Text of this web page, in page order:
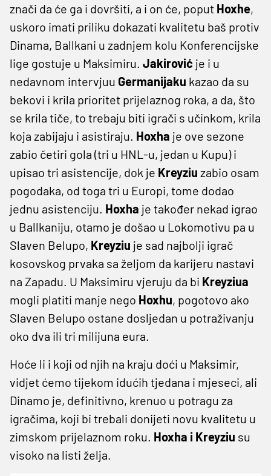
znači da će ga i dovršiti, a i on će, poput Hoxhe,
uskoro imati priliku dokazati kvalitetu baš protiv
Dinama, Ballkani u zadnjem kolu Konferencijske
lige gostuje u Maksimiru. Jakirović je i u
nedavnom intervjuu Germanijaku kazao da su
bekovi i krila prioritet prijelaznog roka, a da, što
se krila tiče, to trebaju biti igrači s učinkom, krila
koja zabijaju i asistiraju. Hoxha je ove sezone
zabio četiri gola (tri u HNL-u, jedan u Kupu) i
upisao tri asistencije, dok je Kreyziu zabio osam
pogodaka, od toga tri u Europi, tome dodao
jednu asistenciju. Hoxha je također nekad igrao
u Ballkaniju, otamo je došao u Lokomotivu pa u
Slaven Belupo, Kreyziu je sad najbolji igrač
kosovskog prvaka sa željom da karijeru nastavi
na Zapadu. U Maksimiru vjeruju da bi Kreyziua
mogli platiti manje nego Hoxhu, pogotovo ako
Slaven Belupo ostane dosljedan u potraživanju
oko dva ili tri milijuna eura.
Hoće li i koji od njih na kraju doći u Maksimir,
vidjet ćemo tijekom idućih tjedana i mjeseci, ali
Dinamo je, definitivno, krenuo u potragu za
igračima, koji bi trebali donijeti novu kvalitetu u
zimskom prijelaznom roku. Hoxha i Kreyziu su
visoko na listi želja.